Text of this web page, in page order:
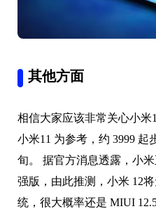
其他方面
相信大家应该非常关心小米
小米11 为参考，约 3999 起
旬。 据官方消息透露，小
强版，由此推测，小米 12
统，很大概率还是 MIUI